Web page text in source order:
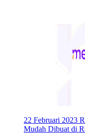
22 Februari 2023
Mudah Dibuat di